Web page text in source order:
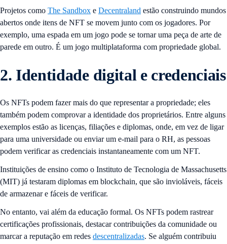
Projetos como The Sandbox e Decentraland estão construindo mundos
abertos onde itens de NFT se movem junto com os jogadores. Por
exemplo, uma espada em um jogo pode se tornar uma peça de arte de
parede em outro. É um jogo multiplataforma com propriedade global.
2. Identidade digital e credenciais
Os NFTs podem fazer mais do que representar a propriedade; eles
também podem comprovar a identidade dos proprietários. Entre alguns
exemplos estão as licenças, filiações e diplomas, onde, em vez de ligar
para uma universidade ou enviar um e-mail para o RH, as pessoas
podem verificar as credenciais instantaneamente com um NFT.
Instituições de ensino como o Instituto de Tecnologia de Massachusetts
(MIT) já testaram diplomas em blockchain, que são invioláveis, fáceis
de armazenar e fáceis de verificar.
No entanto, vai além da educação formal. Os NFTs podem rastrear
certificações profissionais, destacar contribuições da comunidade ou
marcar a reputação em redes descentralizadas. Se alguém contribuiu